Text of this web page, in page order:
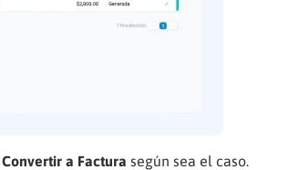
Convertir a Factura según sea el caso.